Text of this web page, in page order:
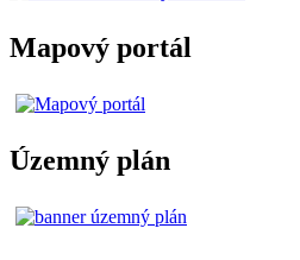
Mapový portál
Územný plán